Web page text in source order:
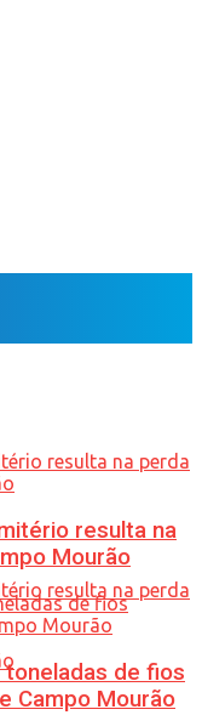
resulta na
Mourão
de fios
Campo Mourão